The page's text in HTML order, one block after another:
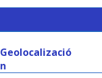
Geolocalizació
n